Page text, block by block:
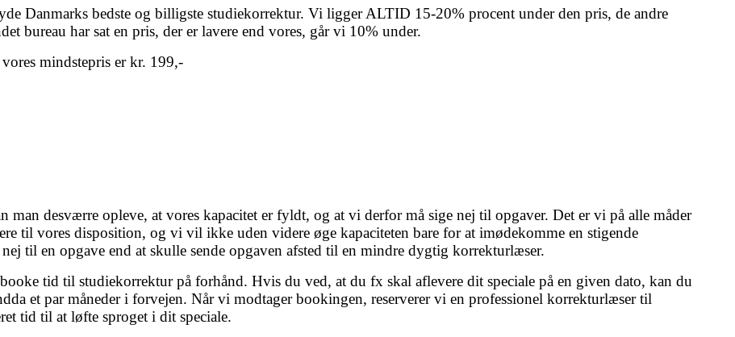
Danmarks bedste og billigste studiekorrektur. Vi ligger ALTID 15-20% procent under den pris, de andre
bureau har sat en pris, der er lavere end vores, går vi 10% under.
mindstepris er kr. 199,-
man desværre opleve, at vores kapacitet er fyldt, og at vi derfor må sige nej til opgaver. Det er vi på alle måder
til vores disposition, og vi vil ikke uden videre øge kapaciteten bare for at imødekomme en stigende
til en opgave end at skulle sende opgaven afsted til en mindre dygtig korrekturlæser.
tid til studiekorrektur på forhånd. Hvis du ved, at du fx skal aflevere dit speciale på en given dato, kan du
et par måneder i forvejen. Når vi modtager bookingen, reserverer vi en professionel korrekturlæser til
tid til at løfte sproget i dit speciale.